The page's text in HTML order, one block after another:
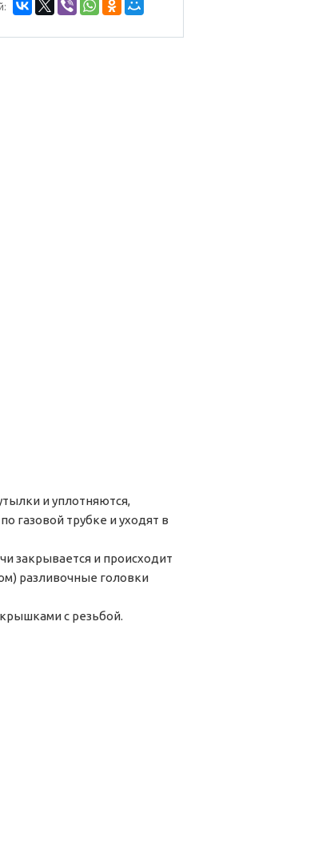
и уплотняются,
газовой трубке и уходят в
закрывается и происходит
разливочные головки
с резьбой.